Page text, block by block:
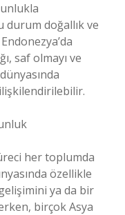
doğallık ve
saf olmayı ve
her toplumda
özellikle
ya da bir
birçok Asya